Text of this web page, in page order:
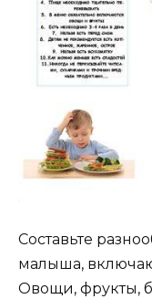
Составьте
малыша,
Овощи, фрукты,